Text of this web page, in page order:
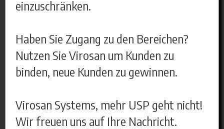
einzuschränken.
Haben Sie Zugang zu den Bereichen?
Nutzen Sie Virosan um Kunden zu
binden, neue Kunden zu gewinnen.
Virosan Systems, mehr USP geht nicht!
Wir freuen uns auf Ihre Nachricht.